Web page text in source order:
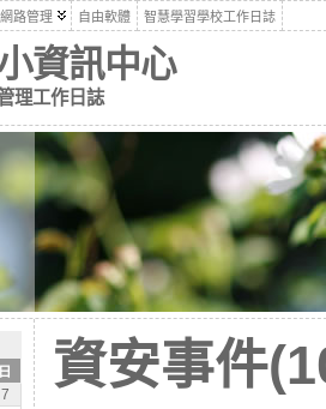
網路管理 自由軟體 智慧學習學校工作日誌
資訊中心
理工作日誌
日
7
資安事件